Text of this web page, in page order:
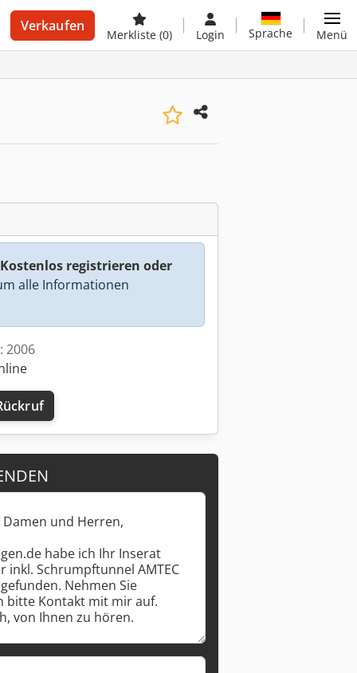
Verkaufen
Merkliste (0) Login Sprache Menü
Mehr Bilder anfragen
Kostenlos registrieren oder
alle Informationen
2006